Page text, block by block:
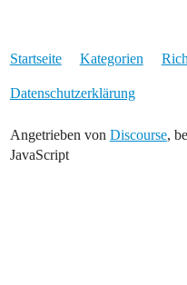
Startseite Kategorien
Datenschutzerklärung
Angetrieben von Discourse,
JavaScript